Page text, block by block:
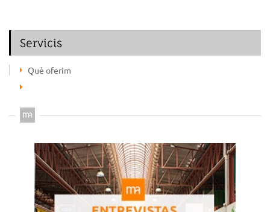
Servicis
Què oferim